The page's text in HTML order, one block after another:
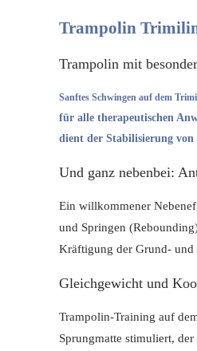
Trampolin
Trampolin mit
Sanftes Schwingen auf dem
für alle therapeutischen
dient derStabilisierung
Und ganz nebenbei:
Ein willkommener
und Springen
Kräftigung der Grund- und
Gleichgewicht und
Trampolin-Training auf
Sprungmatte stimuliert,